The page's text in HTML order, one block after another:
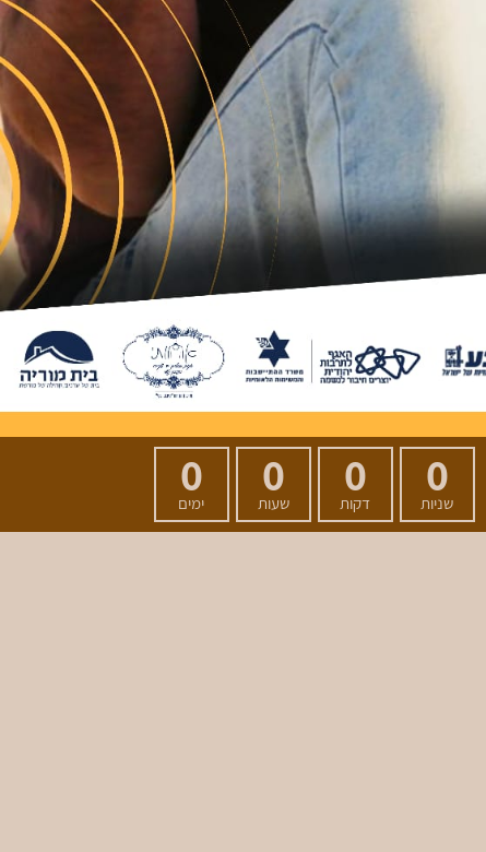
0
שניות
0
דקות
0
שעות
0
ימים